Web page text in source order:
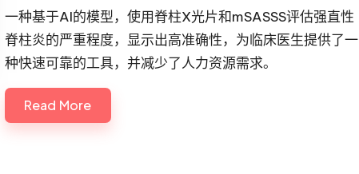
一种基于AI的模型，使用脊柱X光片和mSASSS评估强直性
脊柱炎的严重程度，显示出高准确性，为临床医生提供了一
种快速可靠的工具，并减少了人力资源需求。
Read More